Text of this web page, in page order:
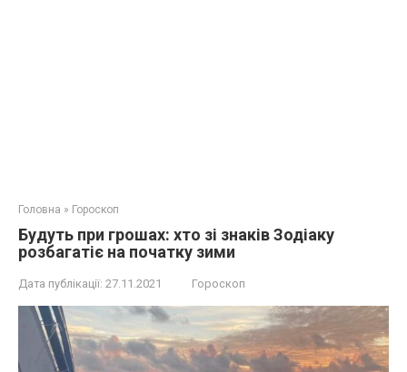
Головна » Гороскоп
Будуть при грошах: хто зі знаків Зодіаку
розбагатіє на початку зими
Дата публікації: 27.11.2021 Гороскоп